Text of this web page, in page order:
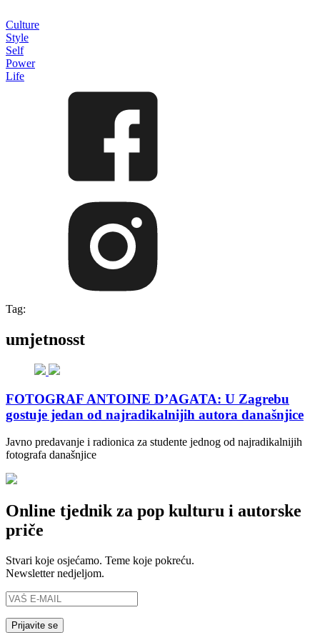
Culture
Style
Self
Power
Life
Tag:
umjetnosst
FOTOGRAF ANTOINE D’AGATA: U Zagrebu
gostuje jedan od najradikalnijih autora današnjice
Javno predavanje i radionica za studente jednog od najradikalnijih
fotografa današnjice
Online tjednik za pop kulturu i autorske
priče
Stvari koje osjećamo. Teme koje pokreću.
Newsletter nedjeljom.